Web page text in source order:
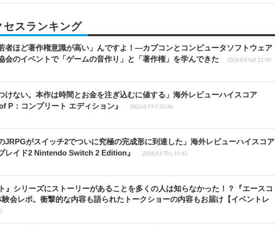
セスランキング
者ほど著作権意識が高い」んですよ！―カプコンとコンピュータソフトウェア
会のイベントで「ゲームの音作り」と「著作権」を学んできた
2026.8.8 Sat 12:00
けない。本作は時間とお金を注ぎ込むに値する」海外レビューハイスコア
P：コンプリート エディション』
2026.8.7 Fri 20:36
JRPGがスイッチ2でついに究極の完成形に到達した」海外レビューハイスコア
レイド2 Nintendo Switch 2 Edition』
2026.8.6 Thu 19:45
』シリーズにストーリーがあることを多くの人は知らなかった！？『エースコ
会レポ。衝撃的な内容も語られたトークショーの内容もお届け【イベントレ